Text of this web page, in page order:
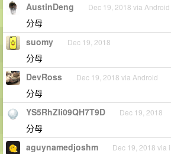
AustinDeng Dec 19, 2018 via Android
分母
suomy Dec 19, 2018
分母
DevRoss Dec 19, 2018 via Android
分母
YS5RhZIi09QH7T9D Dec 19, 2018
分母
aguynamedjoshm Dec 19, 2018 via